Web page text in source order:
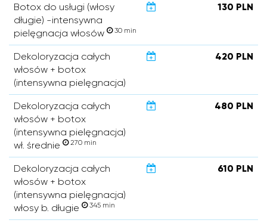
Botox do usługi (włosy
długie) -intensywna
pielęgnacja włosów
30 min
130 PLN
Dekoloryzacja całych
włosów + botox
(intensywna pielęgnacja)
420 PLN
Dekoloryzacja całych
włosów + botox
(intensywna pielęgnacja)
wł. średnie
270 min
480 PLN
Dekoloryzacja całych
włosów + botox
(intensywna pielęgnacja)
włosy b. długie
345 min
610 PLN